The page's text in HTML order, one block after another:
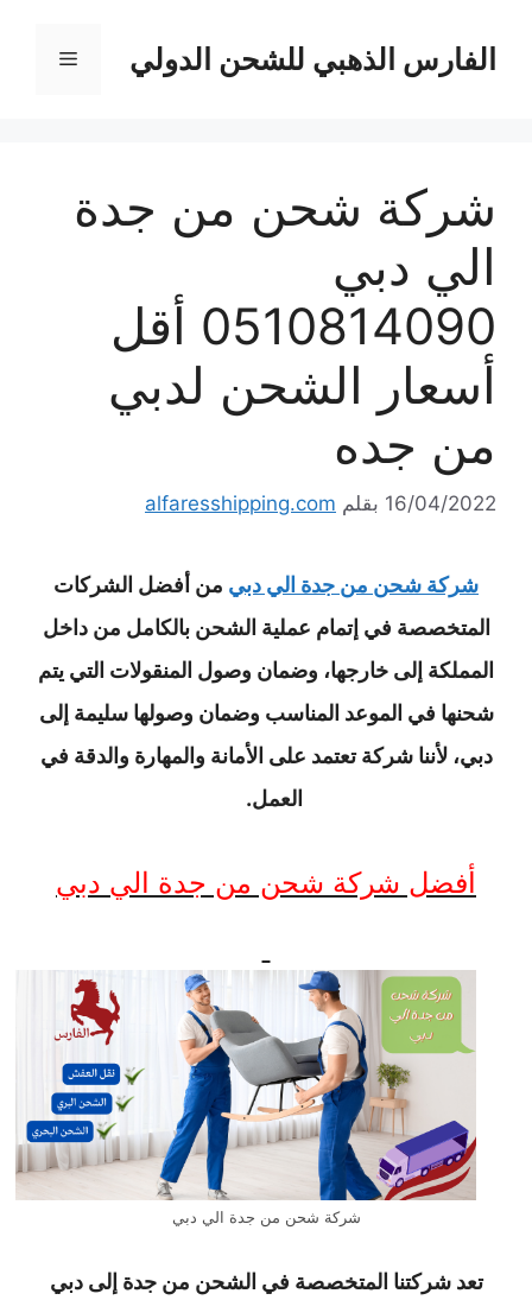
الفارس الذهبي للشحن الدولي القائمة
شركة شحن من جدة
الي دبي
0510814090 أقل
أسعار الشحن لدبي
من جده
16/04/2022 بقلم alfaresshipping.com
شركة شحن من جدة الي دبيمن أفضل الشركات
المتخصصة في إتمام عملية الشحن بالكامل من داخل
المملكة إلى خارجها، وضمان وصول المنقولات التي يتم
شحنها في الموعد المناسب وضمان وصولها سليمة إلى
دبي، لأننا شركة تعتمد على الأمانة والمهارة والدقة في
العمل.
أفضل شركة شحن من جدة الي دبي
شركة شحن من جدة الي دبي
تعد شركتنا المتخصصة في الشحن من جدة إلى دبي